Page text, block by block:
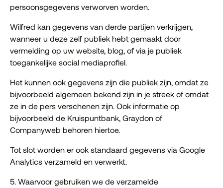
persoonsgegevens verworven worden.
Wilfred kan gegevens van derde partijen verkrijgen,
wanneer u deze zelf publiek hebt gemaakt door
vermelding op uw website, blog, of via je publiek
toegankelijke social mediaprofiel.
Het kunnen ook gegevens zijn die publiek zijn, omdat ze
bijvoorbeeld algemeen bekend zijn in je streek of omdat
ze in de pers verschenen zijn. Ook informatie op
bijvoorbeeld de Kruispuntbank, Graydon of
Companyweb behoren hiertoe.
Tot slot worden er ook standaard gegevens via Google
Analytics verzameld en verwerkt.
5. Waarvoor gebruiken we de verzamelde